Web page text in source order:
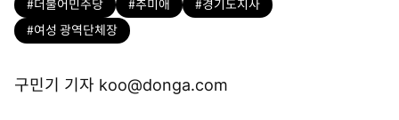
#더불어민주당 #추미애
#경기도지사
#여성 광역단체장
구민기 기자 koo@donga.com